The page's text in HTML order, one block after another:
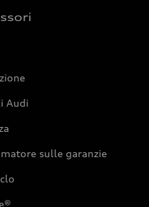
Audi
sulle garanzie